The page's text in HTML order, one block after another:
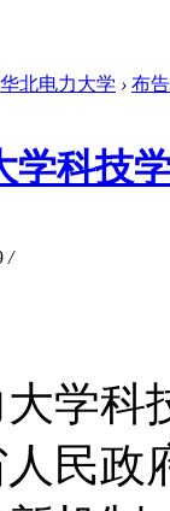
华北电力大学 › 布
学科技
/
学科
民政